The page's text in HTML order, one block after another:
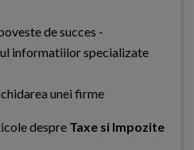
de succes -
informatiilor specializate
unei firme
despre Taxe si Impozite